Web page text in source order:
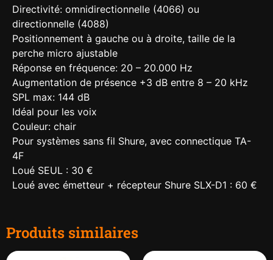
Directivité: omnidirectionnelle (4066) ou
directionnelle (4088)
Positionnement à gauche ou à droite, taille de la
perche micro ajustable
Réponse en fréquence: 20 – 20.000 Hz
Augmentation de présence +3 dB entre 8 – 20 kHz
SPL max: 144 dB
Idéal pour les voix
Couleur: chair
Pour systèmes sans fil Shure, avec connectique TA-
4F
Loué SEUL : 30 €
Loué avec émetteur + récepteur Shure SLX-D1 : 60 €
Produits similaires